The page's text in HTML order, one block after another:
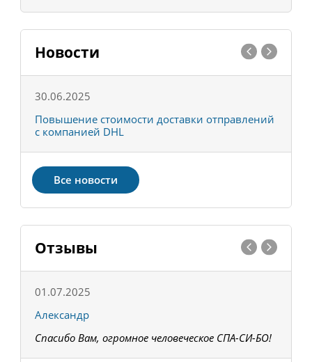
Новости
30.06.2025
Повышение стоимости доставки отправлений
с компанией DHL
Все новости
Отзывы
01.07.2025
Александр
Спасибо Вам, огромное человеческое СПА-СИ-БО!